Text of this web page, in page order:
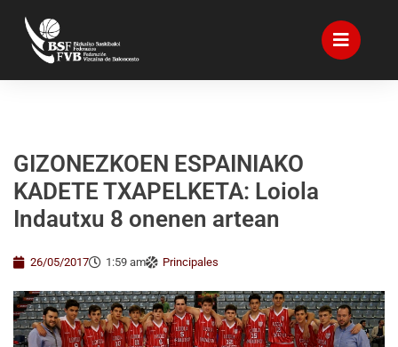
GIZONEZKOEN ESPAINIAKO
KADETE TXAPELKETA: Loiola
Indautxu 8 onenen artean
26/05/2017 1:59 am Principales